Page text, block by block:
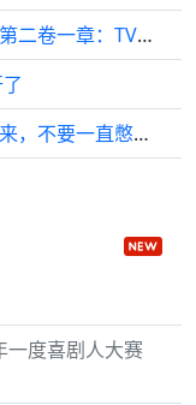
《狮子山下的荧光幕：港剧六十年》第二卷一章：TVB开台夜，那些不为人知的秘密
就是要这个样子，有什么话都要说出来，不要一直憋在心里面，委屈难受
一度喜剧人大赛